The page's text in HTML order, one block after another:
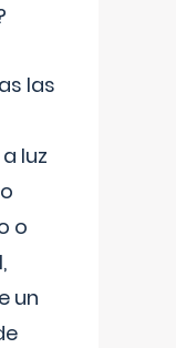
las
luz
o
un